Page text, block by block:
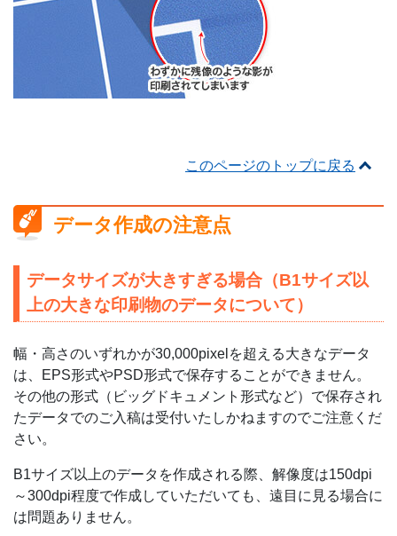
このページのトップに戻る
データ作成の注意点
データサイズが大きすぎる場合（B1サイズ以
上の大きな印刷物のデータについて）
幅・高さのいずれかが30,000pixelを超える大きなデータ
は、EPS形式やPSD形式で保存することができません。
その他の形式（ビッグドキュメント形式など）で保存され
たデータでのご入稿は受付いたしかねますのでご注意くだ
さい。
B1サイズ以上のデータを作成される際、解像度は150dpi
～300dpi程度で作成していただいても、遠目に見る場合に
は問題ありません。